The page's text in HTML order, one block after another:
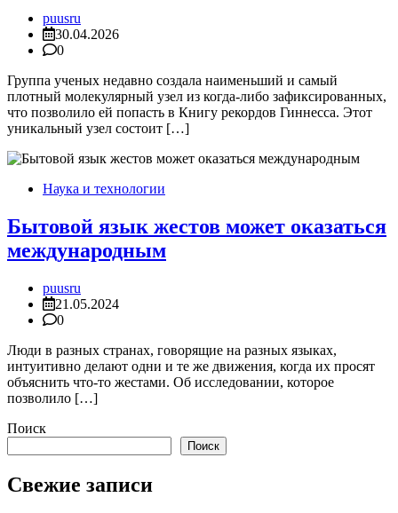
puusru
30.04.2026
0
Группа ученых недавно создала наименьший и самый
плотный молекулярный узел из когда-либо зафиксированных,
что позволило ей попасть в Книгу рекордов Гиннесса. Этот
уникальный узел состоит […]
Наука и технологии
Бытовой язык жестов может оказаться
международным
puusru
21.05.2024
0
Люди в разных странах, говорящие на разных языках,
интуитивно делают одни и те же движения, когда их просят
объяснить что-то жестами. Об исследовании, которое
позволило […]
Поиск
Поиск
Свежие записи